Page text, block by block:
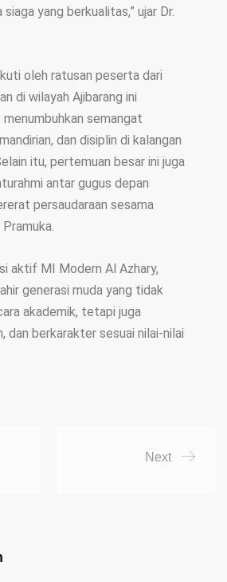
yang berkualitas,” ujar Dr.
oleh ratusan peserta dari
di wilayah Ajibarang ini
semangat
dan disiplin di kalangan
itu, pertemuan besar ini juga
antar gugus depan
persaudaraan sesama
aktif MI Modern Al Azhary,
generasi muda yang tidak
akademik, tetapi juga
dan berkarakter sesuai nilai-nilai
Next